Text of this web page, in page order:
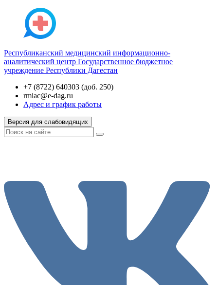
Республиканский медицинский информационно-
аналитический центр Государственное бюджетное
учреждение Республики Дагестан
+7 (8722) 640303 (доб. 250)
rmiac@e-dag.ru
Адрес и график работы
Версия для слабовидящих